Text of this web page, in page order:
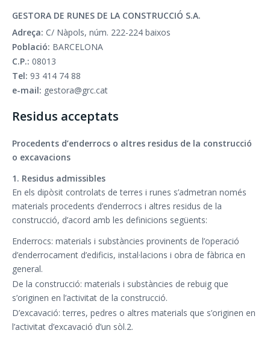
GESTORA DE RUNES DE LA CONSTRUCCIÓ S.A.
Adreça: C/ Nàpols, núm. 222-224 baixos
Població: BARCELONA
C.P.: 08013
Tel: 93 414 74 88
e-mail: gestora@grc.cat
Residus acceptats
Procedents d’enderrocs o altres residus de la construcció
o excavacions
1. Residus admissibles
En els dipòsit controlats de terres i runes s’admetran només
materials procedents d’enderrocs i altres residus de la
construcció, d’acord amb les definicions següents:
Enderrocs: materials i substàncies provinents de l’operació
d’enderrocament d’edificis, instal·lacions i obra de fàbrica en
general.
De la construcció: materials i substàncies de rebuig que
s’originen en l’activitat de la construcció.
D’excavació: terres, pedres o altres materials que s’originen en
l’activitat d’excavació d’un sòl.2.